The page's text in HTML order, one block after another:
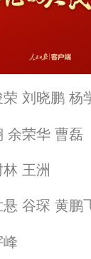
刘晓鹏 杨
余荣华 曹磊
王洲
谷琛 黄鹏